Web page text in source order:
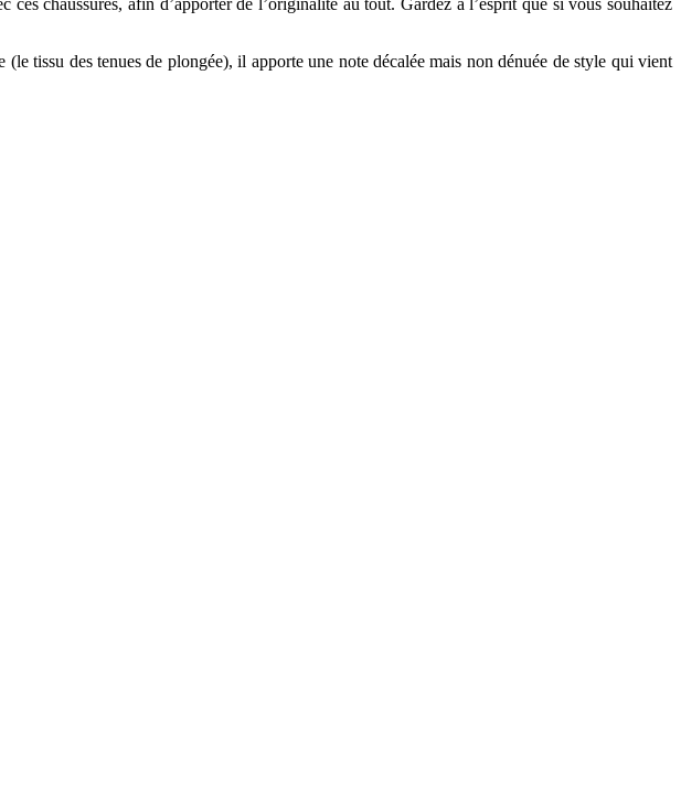
chaussures, afin d’apporter de l’originalité au tout. Gardez à l’esprit que si vous souhaitez
tissu des tenues de plongée), il apporte une note décalée mais non dénuée de style qui vient